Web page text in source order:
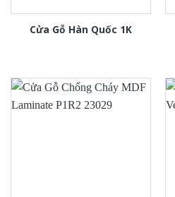
Cửa Gỗ Hàn Quốc 1K